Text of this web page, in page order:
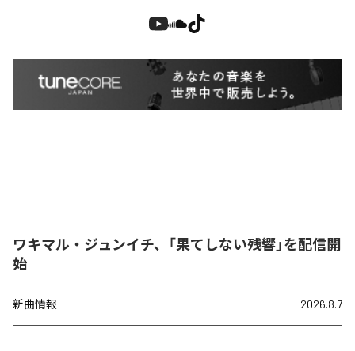
ワキマル・ジュンイチ、「果てしない残響」を配信開
始
新曲情報 2026.8.7